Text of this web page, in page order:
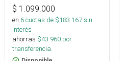
$ 1.099.000
en 6cuotas de $183.167sin
interés
ahorras $43.960 por
transferencia.